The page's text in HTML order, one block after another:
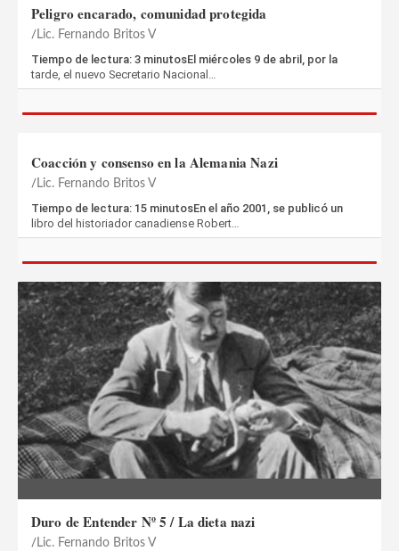
Peligro encarado, comunidad protegida
Lic. Fernando Britos V
Tiempo de lectura: 3 minutosEl miércoles 9 de abril, por la
tarde, el nuevo Secretario Nacional…
Coacción y consenso en la Alemania Nazi
Lic. Fernando Britos V
Tiempo de lectura: 15 minutosEn el año 2001, se publicó un
libro del historiador canadiense Robert…
Duro de Entender Nº 5 / La dieta nazi
Lic. Fernando Britos V